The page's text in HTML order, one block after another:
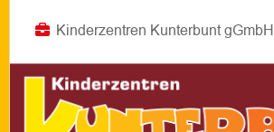
Kinderzentren Kunterbunt gGmbH